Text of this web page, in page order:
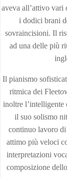
aveva all’attivo
i dodici brani
sovraincisioni. Il
ad una delle più
Il pianismo
ritmica dei
inoltre l’intelligente
il suo solismo
continuo lavoro
attimo più veloci
interpretazioni
composizione